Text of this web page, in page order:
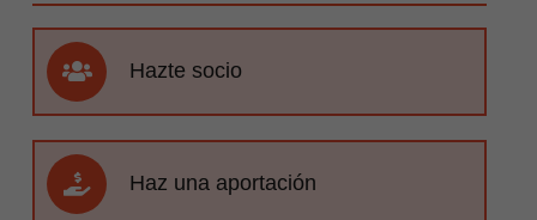
Hazte socio
Haz una aportación